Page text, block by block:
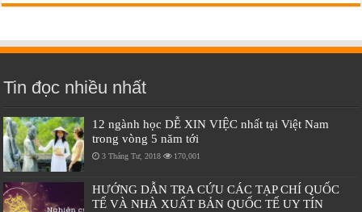
Tin đọc nhiều nhất
12 ngành học DỄ XIN VIỆC nhất tại Việt Nam
trong vòng 5 năm tới
3 Tháng Tư, 2018 170,001
HƯỚNG DẪN TRA CỨU CÁC TẠP CHÍ QUỐC
TẾ VÀ NHÀ XUẤT BẢN QUỐC TẾ UY TÍN